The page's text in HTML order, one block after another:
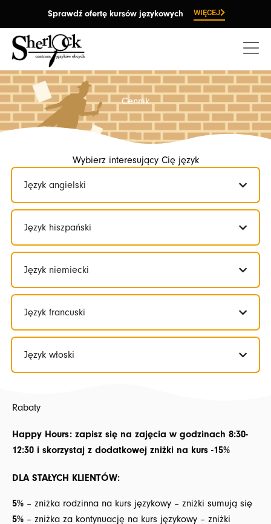
treści
Sprawdź ofertę kursów językowych WIĘCEJ
Cennik
Wybierz interesujący Cię język
Język angielski
Język hiszpański
Język niemiecki
Język francuski
Język włoski
Rabaty
Happy Hours: zapisz się na zajęcia w godzinach 8:30-
12:30 i skorzystaj z dodatkowej zniżki na kurs -15%
DLA STAŁYCH KLIENTÓW:
5% – zniżka rodzinna na kurs językowy – zniżki sumują się
5% – zniżka za kontynuację na kurs językowy – zniżki